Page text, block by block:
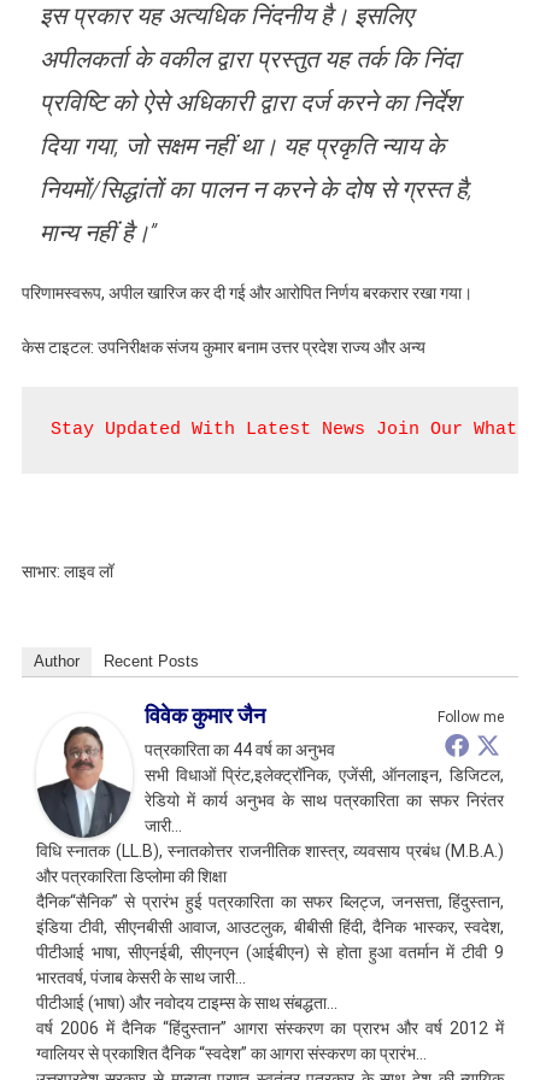
इस प्रकार यह अत्यधिक निंदनीय है। इसलिए
अपीलकर्ता के वकील द्वारा प्रस्तुत यह तर्क कि निंदा
प्रविष्टि को ऐसे अधिकारी द्वारा दर्ज करने का निर्देश
दिया गया, जो सक्षम नहीं था। यह प्रकृति न्याय के
नियमों/सिद्धांतों का पालन न करने के दोष से ग्रस्त है,
मान्य नहीं है।”
परिणामस्वरूप, अपील खारिज कर दी गई और आरोपित निर्णय बरकरार रखा गया।
केस टाइटल: उपनिरीक्षक संजय कुमार बनाम उत्तर प्रदेश राज्य और अन्य
Stay Updated With Latest News Join Our
साभार: लाइव लॉ
Author Recent Posts
Follow me
विवेक कुमार जैन
पत्रकारिता का 44 वर्ष का अनुभव
सभी विधाओं प्रिंट,इलेक्ट्रॉनिक, एजेंसी, ऑनलाइन, डिजिटल,
रेडियो में कार्य अनुभव के साथ पत्रकारिता का सफर निरंतर
जारी…
विधि स्नातक (LL.B), स्नातकोत्तर राजनीतिक शास्त्र, व्यवसाय प्रबंध (M.B.A.)
और पत्रकारिता डिप्लोमा की शिक्षा
दैनिक“सैनिक” से प्रारंभ हुई पत्रकारिता का सफर ब्लिट्ज, जनसत्ता, हिंदुस्तान,
इंडिया टीवी, सीएनबीसी आवाज, आउटलुक, बीबीसी हिंदी, दैनिक भास्कर, स्वदेश,
पीटीआई भाषा, सीएनईबी, सीएनएन (आईबीएन) से होता हुआ वतर्मान में टीवी 9
भारतवर्ष, पंजाब केसरी के साथ जारी…
पीटीआई (भाषा) और नवोदय टाइम्स के साथ संबद्धता…
वर्ष 2006 में दैनिक “हिंदुस्तान” आगरा संस्करण का प्रारभ और वर्ष 2012 में
ग्वालियर से प्रकाशित दैनिक “स्वदेश” का आगरा संस्करण का प्रारंभ…